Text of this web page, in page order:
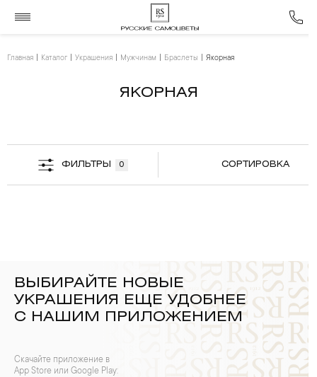
Главная Каталог Украшения Мужчинам Браслеты Якорная
ЯКОРНАЯ
ФИЛЬТРЫ 0 СОРТИРОВКА
ВЫБИРАЙТЕ НОВЫЕ
УКРАШЕНИЯ ЕЩЕ УДОБНЕЕ
С НАШИМ ПРИЛОЖЕНИЕМ
Скачайте приложение в
App Store или Google Play: